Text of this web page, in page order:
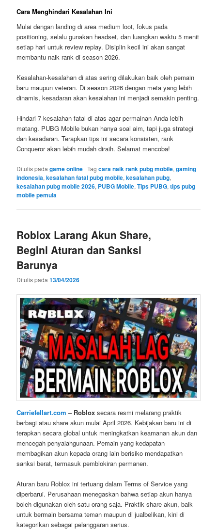
Cara Menghindari Kesalahan Ini
Mulai dengan landing di area medium loot, fokus pada
positioning, selalu gunakan headset, dan luangkan waktu 5 menit
setiap hari untuk review replay. Disiplin kecil ini akan sangat
membantu naik rank di season 2026.
Kesalahan-kesalahan di atas sering dilakukan baik oleh pemain
baru maupun veteran. Di season 2026 dengan meta yang lebih
dinamis, kesadaran akan kesalahan ini menjadi semakin penting.
Hindari 7 kesalahan fatal di atas agar permainan Anda lebih
matang. PUBG Mobile bukan hanya soal aim, tapi juga strategi
dan kesadaran. Terapkan tips ini secara konsisten, rank
Conqueror akan lebih mudah diraih. Selamat mencoba!
Ditulis pada game online |Tag cara naik rank pubg mobile,gaming
indonesia,kesalahan fatal pubg mobile,kesalahan pubg,
kesalahan pubg mobile 2026, PUBG Mobile,Tips PUBG,tips pubg
mobile pemula
Roblox Larang Akun Share,
Begini Aturan dan Sanksi
Barunya
Ditulis pada13/04/2026
Carriefellart.com – Roblox secara resmi melarang praktik
berbagi atau share akun mulai April 2026. Kebijakan baru ini di
terapkan secara global untuk meningkatkan keamanan akun dan
mencegah penyalahgunaan. Pemain yang kedapatan
membagikan akun kepada orang lain berisiko mendapatkan
sanksi berat, termasuk pemblokiran permanen.
Aturan baru Roblox ini tertuang dalam Terms of Service yang
diperbarui. Perusahaan menegaskan bahwa setiap akun hanya
boleh digunakan oleh satu orang saja. Praktik share akun, baik
untuk bermain bersama teman maupun di jualbelikan, kini di
kategorikan sebagai pelanggaran serius.